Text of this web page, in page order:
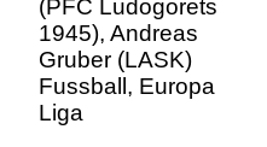
Liga